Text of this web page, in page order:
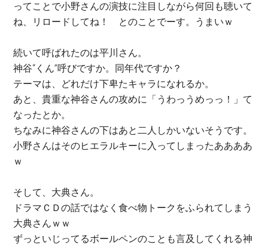
ってことで小野さんの演技に注目しながら何回も聴いて
ね、リロードしてね！ とのことでーす。うまいｗ
続いて呼ばれたのは平川さん。
神谷“くん”呼びですか。同年代ですか？
テーマは、どれだけ下卑たキャラになれるか。
あと、貴重な神谷さんの攻めに「うわっうめっっ！」て
なったとか。
ちなみに神谷さんの下はあと二人しかいないそうです。
小野さんはそのヒエラルキーに入ってしまったああああ
ｗ
そして、大典さん。
ドラマＣＤの話ではなく食べ物トークをふられてしまう
大典さんｗｗ
ずっといじってるボールペンのことも言及してくれる神